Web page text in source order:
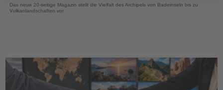
Das neue 20-seitige Magazin stellt die Vielfalt des Archipels von Badeinseln bis zu
Vulkanlandschaften vor